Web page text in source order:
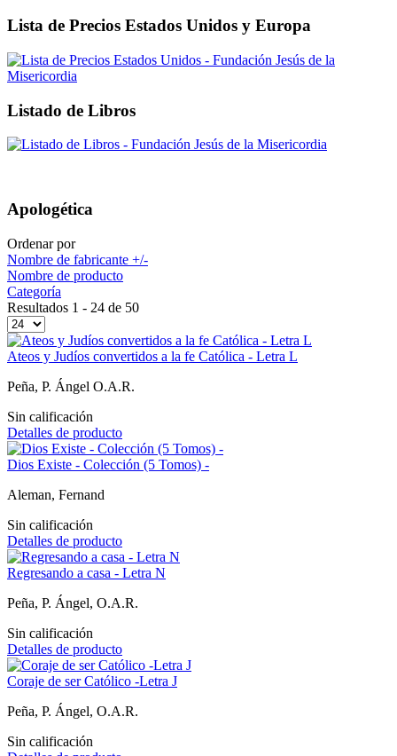
Lista de Precios Estados Unidos y Europa
Listado de Libros
Apologética
Ordenar por
Nombre de fabricante +/-
Nombre de producto
Categoría
Resultados 1 - 24 de 50
Ateos y Judíos convertidos a la fe Católica - Letra L
Peña, P. Ángel O.A.R.
Sin calificación
Detalles de producto
Dios Existe - Colección (5 Tomos) -
Aleman, Fernand
Sin calificación
Detalles de producto
Regresando a casa - Letra N
Peña, P. Ángel, O.A.R.
Sin calificación
Detalles de producto
Coraje de ser Católico -Letra J
Peña, P. Ángel, O.A.R.
Sin calificación